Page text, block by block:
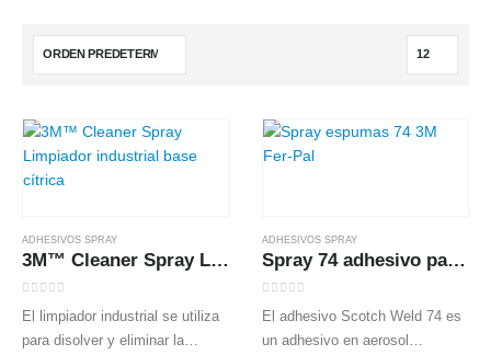
ADHESIVOS SPRAY
3M™ Cleaner Spray Limpiador industrial base cítrica
El limpiador industrial se utiliza
para disolver y eliminar la
ADHESIVOS SPRAY
Spray 74 adhesivo para espumas
El adhesivo Scotch Weld 74 es
un adhesivo en aerosol